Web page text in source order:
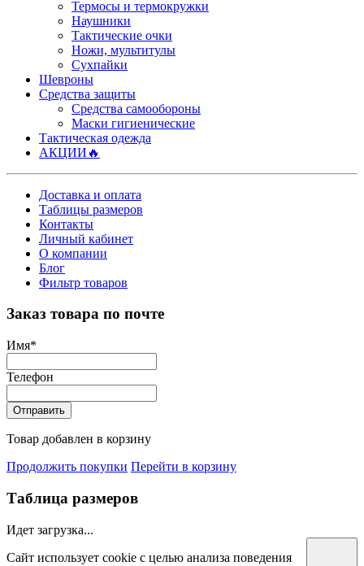
Термосы и термокружки
Наушники
Тактические очки
Ножи, мультитулы
Сухпайки
Шевроны
Средства защиты
Средства самообороны
Маски гигиенические
Тактическая одежда
АКЦИИ🔥
Доставка и оплата
Таблицы размеров
Контакты
Личный кабинет
О компании
Блог
Фильтр товаров
Заказ товара по почте
Имя*
Телефон
Отправить
Товар добавлен в корзину
Продолжить покупки Перейти в корзину
Таблица размеров
Идет загрузка...
Сайт использует cookie с целью анализа поведения